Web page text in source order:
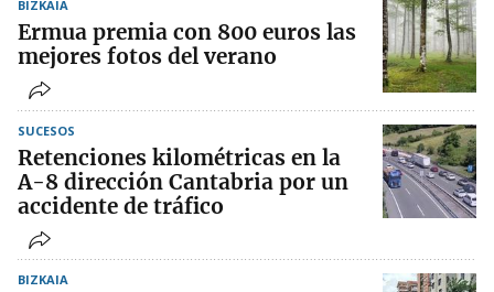
BIZKAIA
Ermua premia con 800 euros las
mejores fotos del verano
SUCESOS
Retenciones kilométricas en la
A-8 dirección Cantabria por un
accidente de tráfico
BIZKAIA